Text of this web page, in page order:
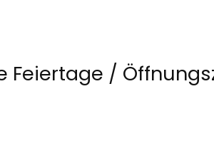
Feiertage /